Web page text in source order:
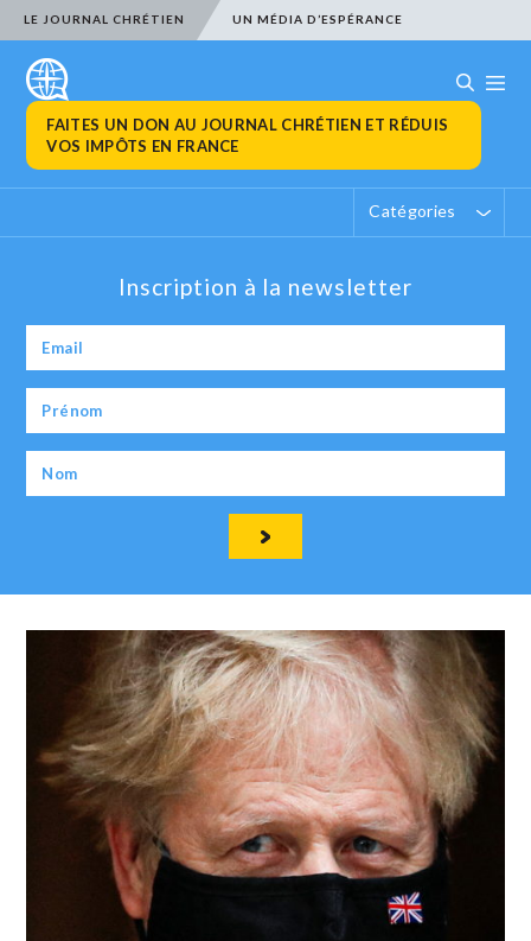
LE JOURNAL CHRÉTIEN UN MÉDIA D’ESPÉRANCE
FAITES UN DON AU JOURNAL CHRÉTIEN ET RÉDUIS
VOS IMPÔTS EN FRANCE
Catégories
Inscription à la newsletter